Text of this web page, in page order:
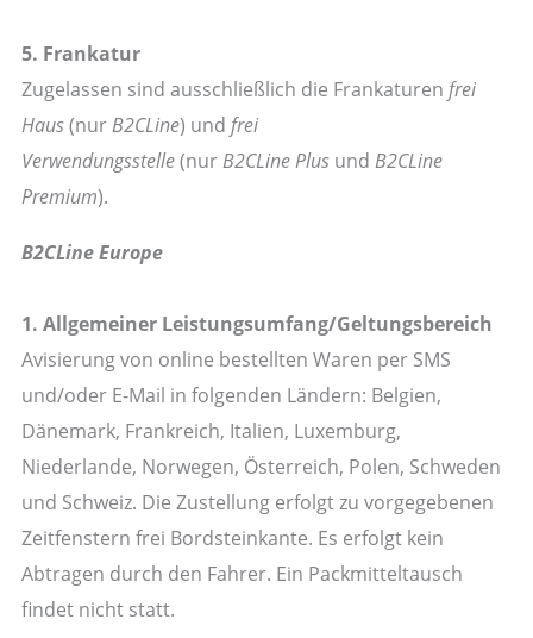
5. Frankatur
Zugelassen sind ausschließlich die Frankaturen frei
Haus(nurB2CLine) und frei
Verwendungsstelle(nurB2CLine Plus und B2CLine
Premium).
B2CLine Europe
1. Allgemeiner Leistungsumfang/Geltungsbereich
Avisierung von online bestellten Waren per SMS
und/oder E-Mail in folgenden Ländern: Belgien,
Dänemark, Frankreich, Italien, Luxemburg,
Niederlande, Norwegen, Österreich, Polen, Schweden
und Schweiz. Die Zustellung erfolgt zu vorgegebenen
Zeitfenstern frei Bordsteinkante. Es erfolgt kein
Abtragen durch den Fahrer. Ein Packmitteltausch
findet nicht statt.